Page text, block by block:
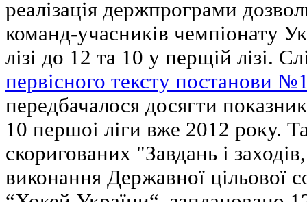
реалізація держпрограми
команд-учасників чемпіонату
лізі до 12 та 10 у перщій лізі.
первісного тексту постанови
передбачалося досягти
10 першоі ліги вже 2012 року.
скоригованих "Завдань і
виконання Державної цільової